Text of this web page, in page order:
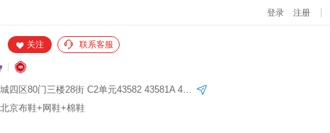
关注 联系客服
义乌国际商贸城四区80门三楼28街 C2单元43582 43581A 43581B 43583B 43583A
京布鞋+网鞋+棉鞋